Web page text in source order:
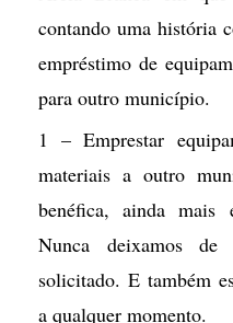
contando uma história
empréstimo de
para outro município.
1 – Emprestar
materiais a outro
benéfica, ainda mais
Nunca deixamos
solicitado. E também
a qualquer momento.